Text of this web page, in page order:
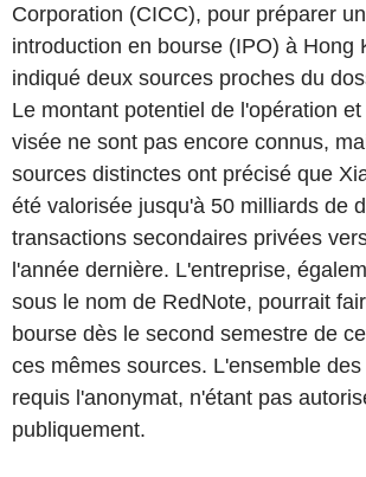
Corporation (CICC), pour préparer
introduction en bourse (IPO) à Hong
indiqué deux sources proches du
Le montant potentiel de l'opération
visée ne sont pas encore connus,
sources distinctes ont précisé que
été valorisée jusqu'à 50 milliards de
transactions secondaires privées
l'année dernière. L'entreprise,
sous le nom de RedNote, pourrait
bourse dès le second semestre de
ces mêmes sources. L'ensemble
requis l'anonymat, n'étant pas
publiquement.